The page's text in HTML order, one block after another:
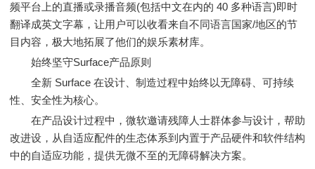
频平台上的直播或录播音频(包括中文在内的 40 多种语言)即时
翻译成英文字幕，让用户可以收看来自不同语言国家/地区的节
目内容，极大地拓展了他们的娱乐素材库。
始终坚守Surface产品原则
全新 Surface 在设计、制造过程中始终以无障碍、可持续
性、安全性为核心。
在产品设计过程中，微软邀请残障人士群体参与设计，帮助
改进设，从自适应配件的生态体系到内置于产品硬件和软件结构
中的自适应功能，提供无微不至的无障碍解决方案。